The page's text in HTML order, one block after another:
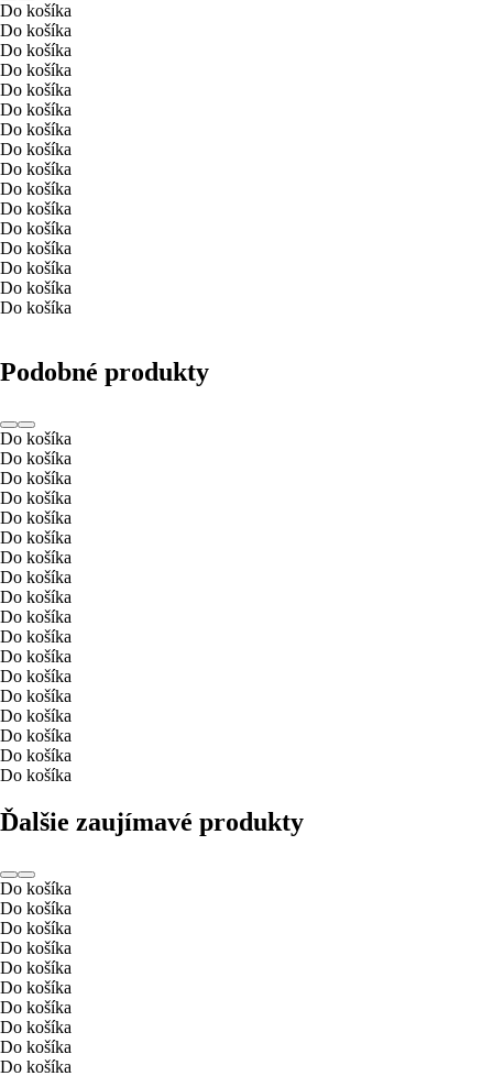
Do košíka
Do košíka
Do košíka
Do košíka
Do košíka
Do košíka
Do košíka
Do košíka
Do košíka
Do košíka
Do košíka
Do košíka
Do košíka
Do košíka
Do košíka
Do košíka
Podobné produkty
Do košíka
Do košíka
Do košíka
Do košíka
Do košíka
Do košíka
Do košíka
Do košíka
Do košíka
Do košíka
Do košíka
Do košíka
Do košíka
Do košíka
Do košíka
Do košíka
Do košíka
Do košíka
Ďalšie zaujímavé produkty
Do košíka
Do košíka
Do košíka
Do košíka
Do košíka
Do košíka
Do košíka
Do košíka
Do košíka
Do košíka